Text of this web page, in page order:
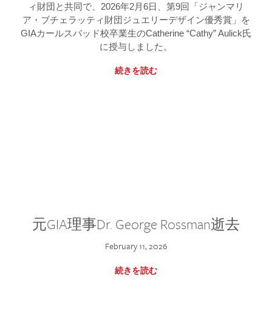
ィ財団と共同で、2026年2月6日、第9回「ジャンマリ
ア・ブチェラッティ財団ジュエリーデザイン優秀賞」を
GIAカールスバッド校卒業生のCatherine “Cathy” Aulick氏
に授与しました。
続きを読む
元GIA理事Dr. George Rossman逝去
February 11, 2026
続きを読む